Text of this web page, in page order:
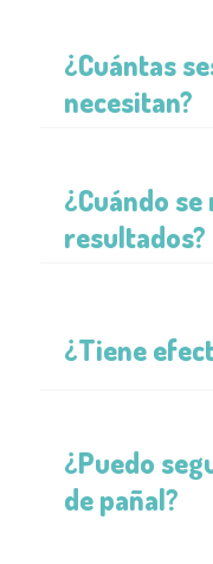
¿Cuántas
necesitan?
¿Cuándo
resultados?
¿Tiene
¿Puedo
de pañal?